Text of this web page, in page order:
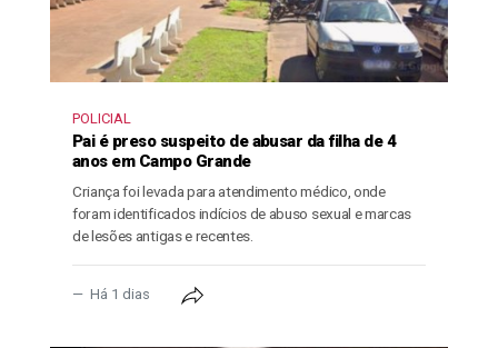
POLICIAL
Pai é preso suspeito de abusar da filha de 4
anos em Campo Grande
Criança foi levada para atendimento médico, onde
foram identificados indícios de abuso sexual e marcas
de lesões antigas e recentes.
Há 1 dias